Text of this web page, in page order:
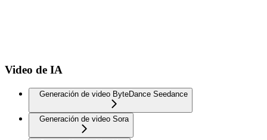
Video de IA
Generación de video ByteDance Seedance
Generación de video Sora